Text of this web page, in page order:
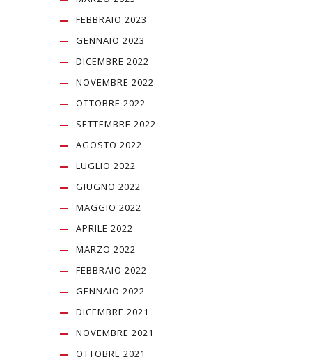
FEBBRAIO 2023
GENNAIO 2023
DICEMBRE 2022
NOVEMBRE 2022
OTTOBRE 2022
SETTEMBRE 2022
AGOSTO 2022
LUGLIO 2022
GIUGNO 2022
MAGGIO 2022
APRILE 2022
MARZO 2022
FEBBRAIO 2022
GENNAIO 2022
DICEMBRE 2021
NOVEMBRE 2021
OTTOBRE 2021